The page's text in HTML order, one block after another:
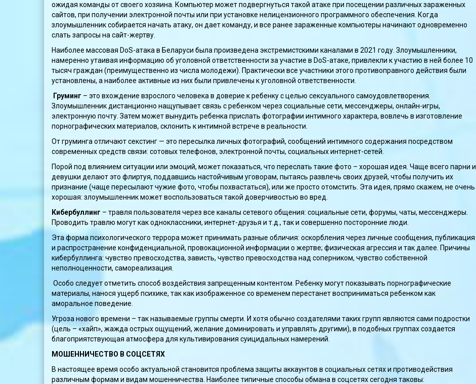
ожидая команды от своего хозяина. Компьютер может подвергнуться такой атаке при посещении различных зараженных
сайтов, при получении электронной почты или при установке нелицензионного программного обеспечения. Когда
злоумышленник собирается начать атаку, он дает команду, и все ранее зараженные компьютеры начинают одновременно
слать запросы на сайт-жертву.
Наиболее массовая DoS-атака в Беларуси была произведена экстремистскими каналами в 2021 году. Злоумышленники,
намеренно утаивая информацию об уголовной ответственности за участие в DoS-атаке, привлекли к участию в ней более 10
тысяч граждан (преимущественно из числа молодежи). Практически все участники этого противоправного действия были
установлены, а наиболее активные из них были привлечены к уголовной ответственности.
Груминг – это вхождение взрослого человека в доверие к ребенку с целью сексуального самоудовлетворения.
Злоумышленник дистанционно нащупывает связь с ребенком через социальные сети, мессенджеры, онлайн-игры,
электронную почту. Затем может вынудить ребенка прислать фотографии интимного характера, вовлечь в изготовление
порнографических материалов, склонить к интимной встрече в реальности.
От груминга отличают секстинг — это пересылка личных фотографий, сообщений интимного содержания посредством
современных средств связи: сотовых телефонов, электронной почты, социальных интернет-сетей.
Порой под влиянием ситуации или эмоций, может показаться, что переслать такие фото – хорошая идея. Чаще всего парни и
девушки делают это флиртуя, поддавшись настойчивым уговорам, пытаясь развлечь своих друзей, чтобы получить их
признание (чаще пересылают чужие фото, чтобы похвастаться), или же просто отомстить. Эта идея, прямо скажем, не очень
хорошая: злоумышленник может воспользоваться такой доверчивостью во вред.
Кибербуллинг – травля пользователя через все каналы сетевого общения: социальные сети, форумы, чаты, мессенджеры.
Проводить травлю могут как одноклассники, интернет-друзья и т.д., так и совершенно посторонние люди.
Эта форма психологического террора может принимать разные обличия: оскорбления через личные сообщения, публикация
и распространение конфиденциальной, провокационной информации о жертве; физическая агрессия и так далее. Причины
кибербуллинга: чувство превосходства, зависть, чувство превосходства над соперником, чувство собственной
неполноценности, самореализация.
Особо следует отметить способ воздействия запрещенным контентом. Ребенку могут показывать порнографические
материалы, нанося ущерб психике, так как изображенное со временем перестанет восприниматься ребенком как
аморальное поведение.
Угроза нового времени – так называемые группы смерти. И хотя обычно создателями таких групп являются сами подростки
(цель – «хайп», жажда острых ощущений, желание доминировать и управлять другими), в подобных группах создается
благоприятствующая атмосфера для культивирования суицидальных намерений.
МОШЕННИЧЕСТВО В СОЦСЕТЯХ
В настоящее время особо актуальной становится проблема защиты аккаунтов в социальных сетях и противодействия
различным формам и видам мошенничества. Наиболее типичные способы обмана в соцсетях сегодня таковы: